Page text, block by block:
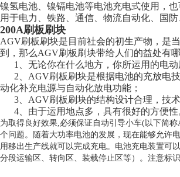
镍氢电池、镍镉电池等电池充电式使用，
用于电力、铁路、通信、物流自动化、国
200A刷板刷块
AGV刷板刷块是目前社会的初生产物，是
到，那么AGV刷板刷块带给人们的益处有
1、无论你在什么地方，你所运用的电动
2、AGV刷板刷块是根据电池的充放电
动化补充电源与自动化放电功能；
3、AGV刷板刷块的结构设计合理，技
4、由于运用地点多，具有很好的方便性
为取得良好效果,必须保证自动引导小车(以下简
个问题。随着大功率电池的发展，现在能够允许
用移出生产线就可以完成充电。电池充电装置可
分段运输区、转向区、装载停止区等）。注意标